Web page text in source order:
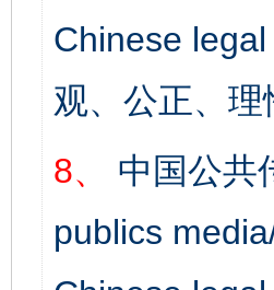
Chinese
观、公正、
8、
中国公共
publics